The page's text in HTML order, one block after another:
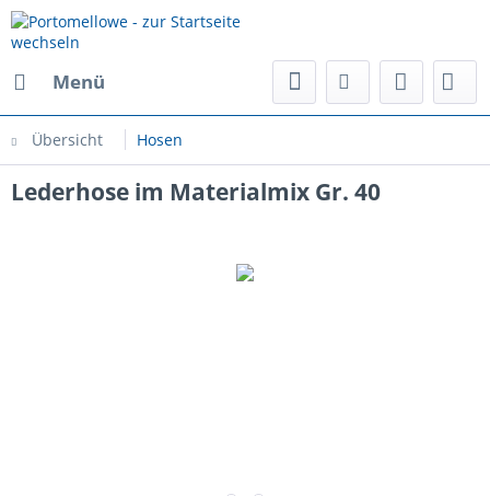
Menü
Übersicht Hosen
Lederhose im Materialmix Gr. 40